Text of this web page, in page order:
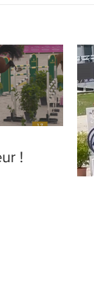
Un été prometteur !